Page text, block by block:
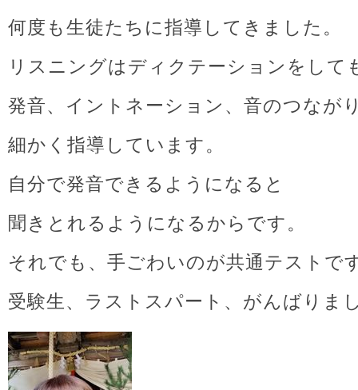
何度も生徒たちに指導してきました。
リスニングはディクテーションをして
発音、イントネーション、音のつなが
細かく指導しています。
自分で発音できるようになると
聞きとれるようになるからです。
それでも、手ごわいのが共通テストで
受験生、ラストスパート、がんばりま